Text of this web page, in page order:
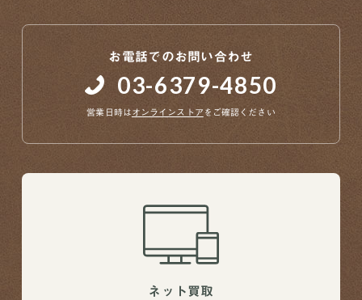
お電話でのお問い合わせ
03-6379-4850
営業日時はオンラインストア をご確認ください
ネット買取